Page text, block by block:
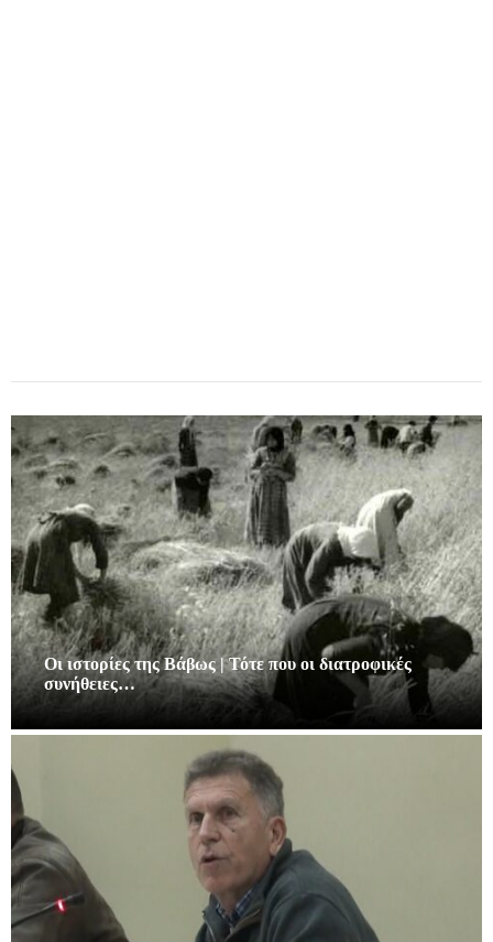
Οι ιστορίες της Βάβως | Τότε που οι διατροφικές
συνήθειες…